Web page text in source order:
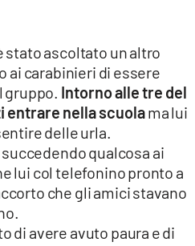
stato ascoltato un altro
ai carabinieri di essere
Intorno alle tre del
entrare nella scuolama lui
delle urla.
qualcosa ai
lui col telefonino pronto a
che gli amici stavano
di avere avuto paura e di